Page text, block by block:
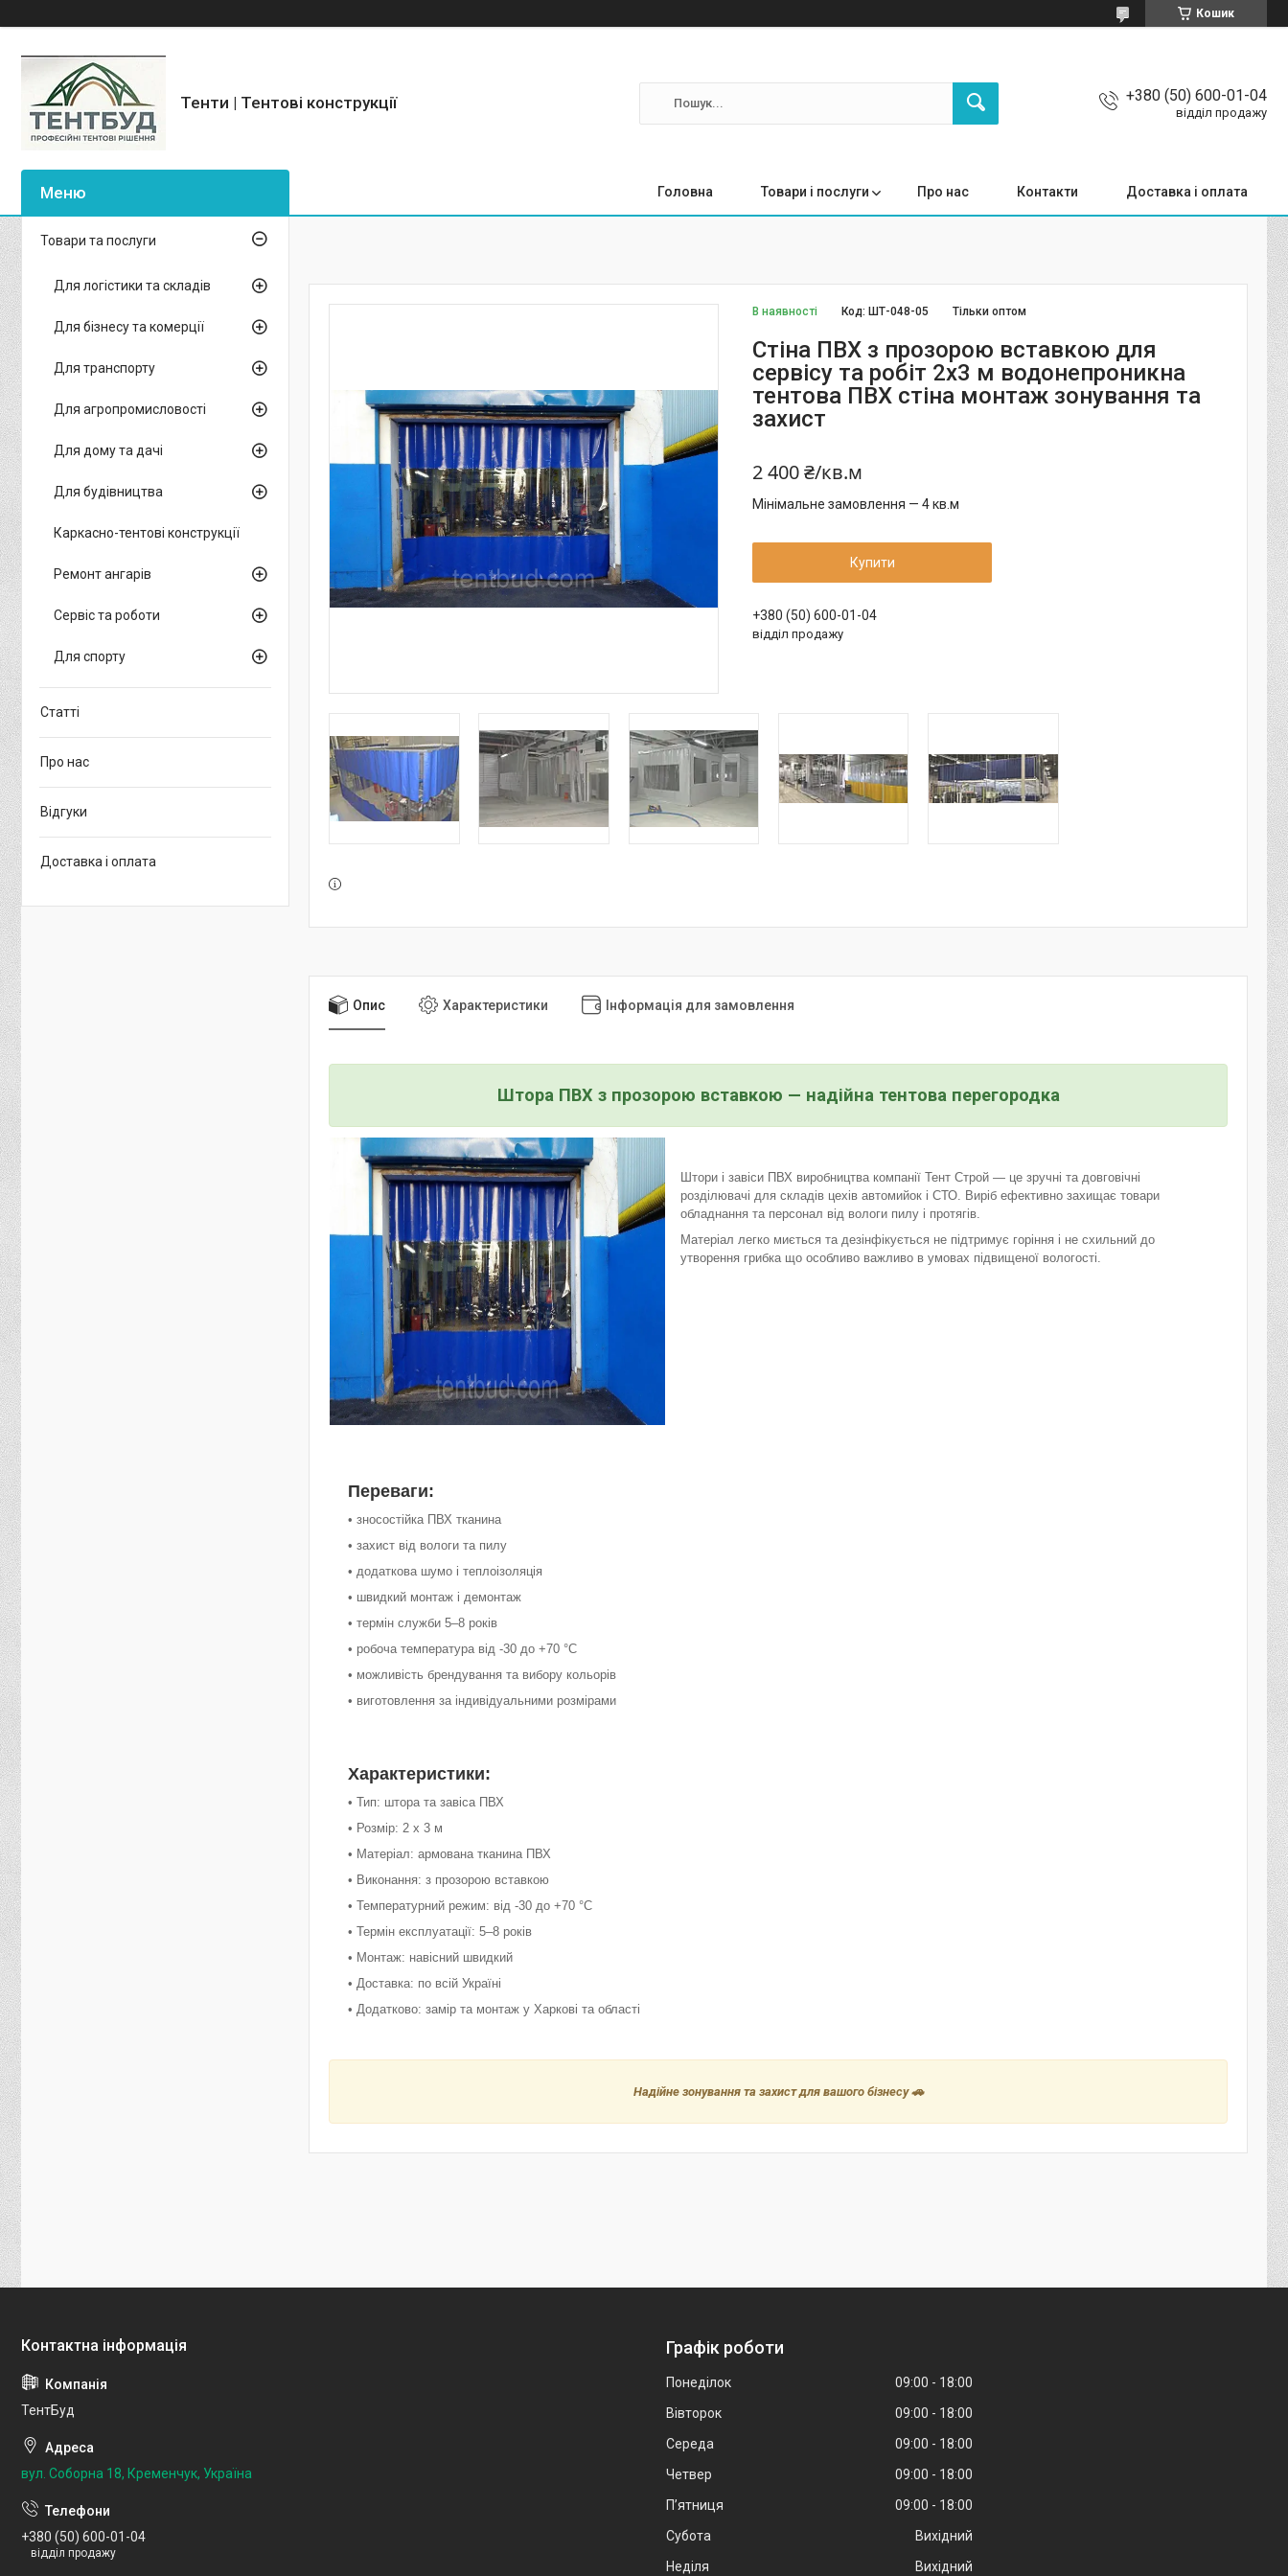
Кошик
Тенти | Тентові конструкції +380 (50) 600-01-04
відділ продажу
Головна Товари і послуги Про нас Контакти Доставка і оплата
В наявності Тільки оптом
Код: ШТ-048-05
Стіна ПВХ з прозорою вставкою для
сервісу та робіт 2x3 м водонепроникна
тентова ПВХ стіна монтаж зонування та
захист
2 400 ₴/кв.м
Мінімальне замовлення — 4 кв.м
Купити
+380 (50) 600-01-04
відділ продажу
Опис Характеристики Інформація для замовлення
Штора ПВХ з прозорою вставкою — надійна тентова перегородка
Штори і завіси ПВХ виробництва компанії Тент Строй — це зручні та довговічні
розділювачі для складів цехів автомийок і СТО. Виріб ефективно захищає товари
обладнання та персонал від вологи пилу і протягів.
Матеріал легко миється та дезінфікується не підтримує горіння і не схильний до
утворення грибка що особливо важливо в умовах підвищеної вологості.
Переваги:
• зносостійка ПВХ тканина
• захист від вологи та пилу
• додаткова шумо і теплоізоляція
• швидкий монтаж і демонтаж
• термін служби 5–8 років
• робоча температура від -30 до +70 °C
• можливість брендування та вибору кольорів
• виготовлення за індивідуальними розмірами
Характеристики:
• Тип: штора та завіса ПВХ
• Розмір: 2 х 3 м
• Матеріал: армована тканина ПВХ
• Виконання: з прозорою вставкою
• Температурний режим: від -30 до +70 °C
• Термін експлуатації: 5–8 років
• Монтаж: навісний швидкий
• Доставка: по всій Україні
• Додатково: замір та монтаж у Харкові та області
Надійне зонування та захист для вашого бізнесу 🚗
Товари та послуги
Для логістики та складів
Для бізнесу та комерції
Для транспорту
Для агропромисловості
Для дому та дачі
Для будівництва
Каркасно-тентові конструкції
Ремонт ангарів
Сервіс та роботи
Для спорту
Статті
Про нас
Відгуки
Доставка і оплата
ТентБуд
вул. Соборна 18, Кременчук, Україна
+380 (50) 600-01-04
відділ продажу
Графік роботи
Понеділок 09:00
18:00
Вівторок
09:00
18:00
Середа
09:00
18:00
Четвер
09:00
18:00
Пʼятниця
09:00
18:00
Субота
Вихідний
Неділя
Вихідний